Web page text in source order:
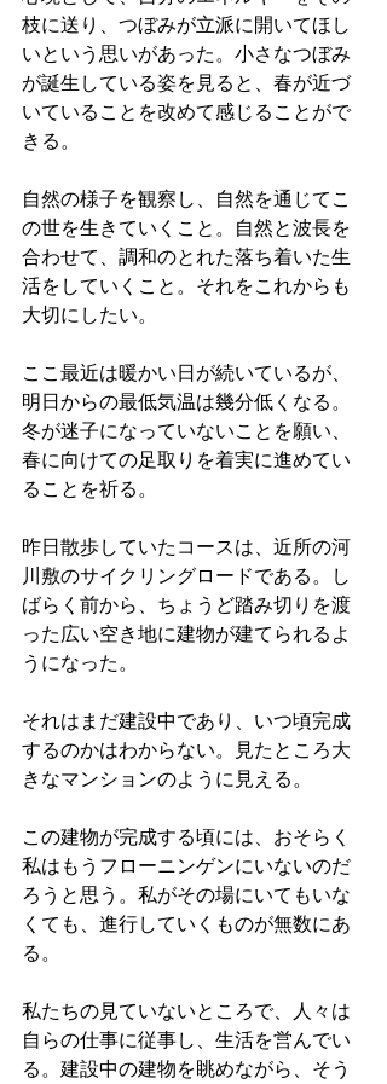
枝に送り、つぼみが立派に開いてほし
いという思いがあった。小さなつぼみ
が誕生している姿を見ると、春が近づ
いていることを改めて感じることがで
きる。
自然の様子を観察し、自然を通じてこ
の世を生きていくこと。自然と波長を
合わせて、調和のとれた落ち着いた生
活をしていくこと。それをこれからも
大切にしたい。
ここ最近は暖かい日が続いているが、
明日からの最低気温は幾分低くなる。
冬が迷子になっていないことを願い、
春に向けての足取りを着実に進めてい
ることを祈る。
昨日散歩していたコースは、近所の河
川敷のサイクリングロードである。し
ばらく前から、ちょうど踏み切りを渡
った広い空き地に建物が建てられるよ
うになった。
それはまだ建設中であり、いつ頃完成
するのかはわからない。見たところ大
きなマンションのように見える。
この建物が完成する頃には、おそらく
私はもうフローニンゲンにいないのだ
ろうと思う。私がその場にいてもいな
くても、進行していくものが無数にあ
る。
私たちの見ていないところで、人々は
自らの仕事に従事し、生活を営んでい
る。建設中の建物を眺めながら、そう